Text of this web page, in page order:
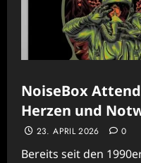
NoiseBox
Herzen und
23. APRIL 2026 0
Bereits seit den